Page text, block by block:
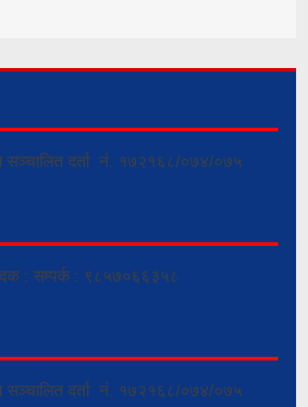
सञ्चालित दर्ता नं. १७२१६८/०७४/०७५
: सम्पर्क : ९८५७०६६३५८
सञ्चालित दर्ता नं. १७२१६८/०७४/०७५